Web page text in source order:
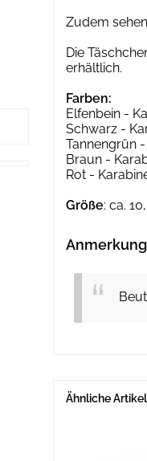
Zudem
Die
erhältlich.
Farben:
Elfenbein -
Schwarz -
Tannengrün
Braun -
Rot -
Größe: ca.
Ähnliche Artikel